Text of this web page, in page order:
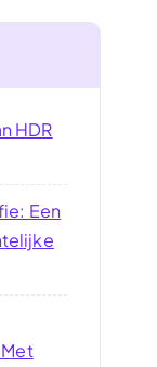
HDR
Een